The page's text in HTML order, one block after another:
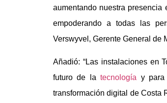
aumentando nuestra
empoderando a todas las
Verswyvel, Gerente General de
Añadió: “Las instalaciones en
futuro de latecnología y para
transformación digital de Costa